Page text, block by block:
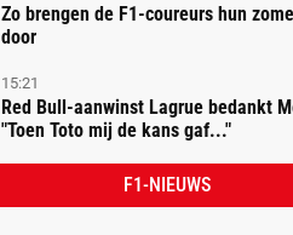
Zo brengen de F1-coureurs hun
door
15:21
Red Bull-aanwinst Lagrue bedankt
"Toen Toto mij de kans gaf..."
F1-NIEUWS